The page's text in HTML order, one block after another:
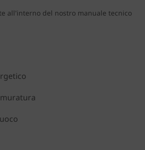
all'interno del nostro manuale tecnico